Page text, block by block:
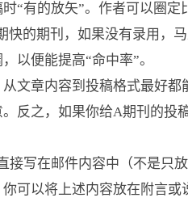
“有的放矢”。作者可以圈定
的期刊，如果没有录用，
以便能提高“命中率”。
文章内容到投稿格式最好都
反之，如果你给A期刊的投
写在邮件内容中（不是只放
可以将上述内容放在附言或